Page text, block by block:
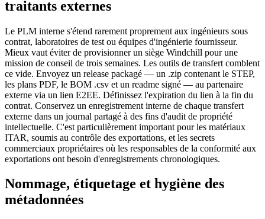
traitants externes
Le PLM interne s'étend rarement proprement aux ingénieurs sous
contrat, laboratoires de test ou équipes d'ingénierie fournisseur.
Mieux vaut éviter de provisionner un siège Windchill pour une
mission de conseil de trois semaines. Les outils de transfert comblent
ce vide. Envoyez un release packagé — un .zip contenant le STEP,
les plans PDF, le BOM .csv et un readme signé — au partenaire
externe via un lien E2EE. Définissez l'expiration du lien à la fin du
contrat. Conservez un enregistrement interne de chaque transfert
externe dans un journal partagé à des fins d'audit de propriété
intellectuelle. C'est particulièrement important pour les matériaux
ITAR, soumis au contrôle des exportations, et les secrets
commerciaux propriétaires où les responsables de la conformité aux
exportations ont besoin d'enregistrements chronologiques.
Nommage, étiquetage et hygiène des
métadonnées